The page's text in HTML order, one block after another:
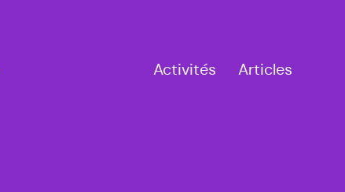
Activités Articles